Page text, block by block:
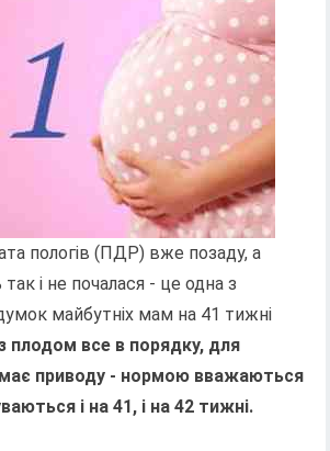
пологів (ПДР) вже позаду, а
так і не почалася - це одна з
майбутніх мам на 41 тижні
плодом все в порядку, для
приводу - нормою вважаються
і на 41, і на 42 тижні.